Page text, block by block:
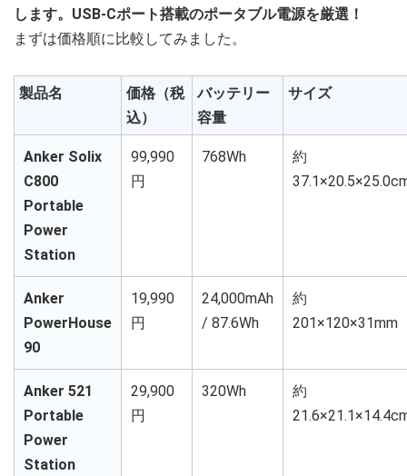
します。USB-Cポート搭載のポータブル電源を厳選！
まずは価格順に比較してみました。
製品名
価格（税
込）
バッテリー
容量
サイズ
Anker Solix
C800
Portable
Power
Station
99,990
円
768Wh
約
Anker
PowerHouse
90
19,990
円
24,000mAh
/ 87.6Wh
約
201×120×31mm
Anker 521
Portable
Power
Station
29,900
円
320Wh
約